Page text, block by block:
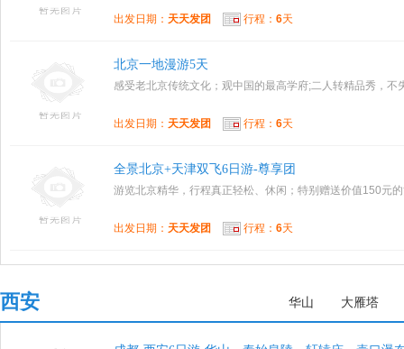
出发日期： 天天发团 行程： 6天
北京一地漫游5天
感受老北京传统文化；观中国的最高学府;二人转精品秀，
出发日期： 天天发团 行程： 6天
全景北京+天津双飞6日游-尊享团
游览北京精华，行程真正轻松、休闲；特别赠送价值150元
出发日期： 天天发团 行程： 6天
西安 华山 大雁塔